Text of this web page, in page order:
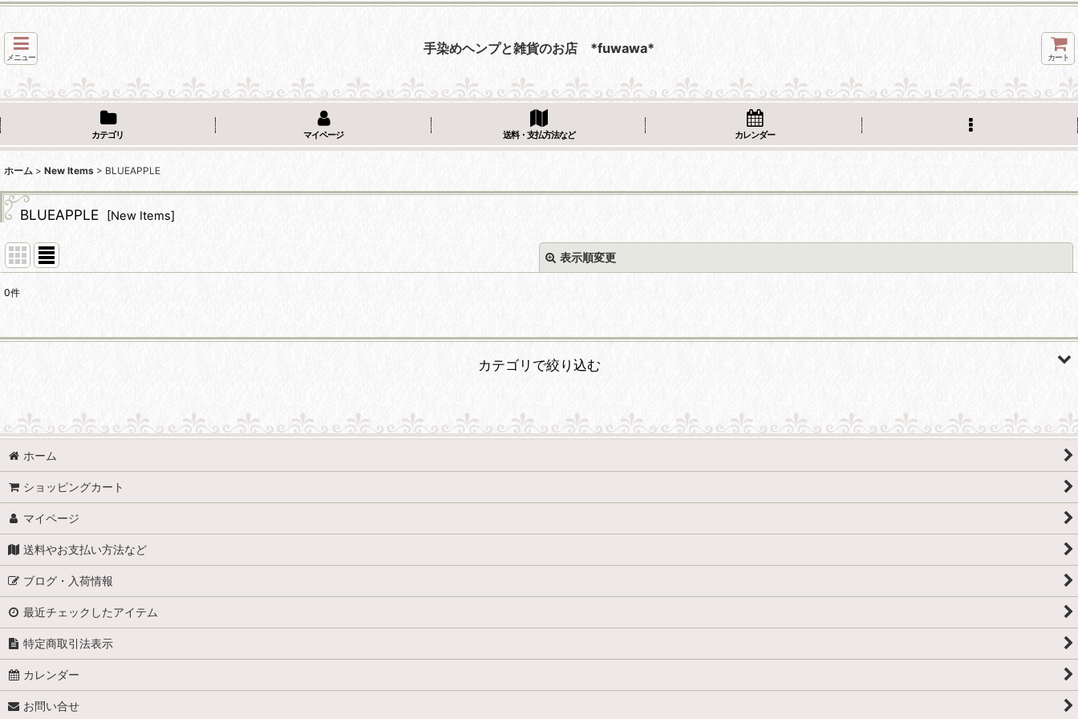
メニュー
手染めヘンプと雑貨のお店 *fuwawa*
カート
カテゴリ マイページ 送料・支払方法など カレンダー
ホーム > New Items > BLUEAPPLE
BLUEAPPLE [New Items]
表示順変更
絞り込む
0件
カテゴリで絞り込む
タイヘンプ10ｇ
アジアンヘンプ10ｇ
ホーム
ショッピングカート
マイページ
送料やお支払い方法など
ブログ・入荷情報
最近チェックしたアイテム
特定商取引法表示
カレンダー
お問い合せ